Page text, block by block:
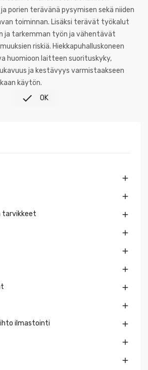
porien terävänä pysymisen sekä niiden
toiminnan. Lisäksi terävät työkalut
ja tarkemman työn ja vähentävät
riskiä. Hiekkapuhalluskoneen
huomioon laitteen suorituskyky,
ja kestävyys varmistaakseen
käytön.
 OK


tarvikkeet 





ilmastointi 

